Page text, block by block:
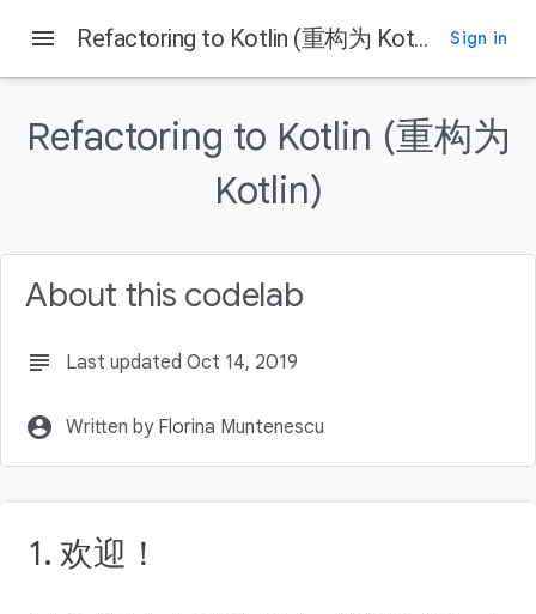
menu Refactoring to Kotlin (重构为 Kotlin) Sign in
Refactoring to Kotlin (重构为
Kotlin)
About this codelab
subject Last updated Oct 14, 2019
account_circle Written by Florina Muntenescu
1. 欢迎！